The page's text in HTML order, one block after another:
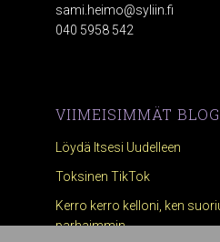
sami.heimo@syliin.fi
040 5958 542
VIIMEISIMMÄT
Löydä Itsesi Uudelleen
Toksinen TikTok
Kerro kerro kelloni, ken
parhaimmin